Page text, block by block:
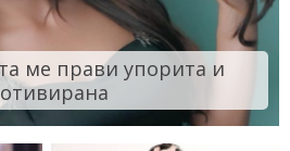
ме прави упорита и